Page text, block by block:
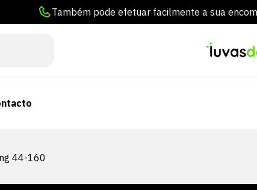
Também pode efetuar facilmente a sua
44-160